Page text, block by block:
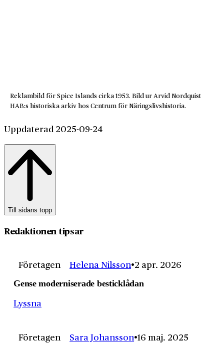
Reklambild för Spice Islands cirka 1953. Bild ur Arvid Nordquist
HAB:s historiska arkiv hos Centrum för Näringslivshistoria.
Uppdaterad 2025-09-24
Till sidans topp
Redaktionen tipsar
Företagen Helena Nilsson 2 apr. 2026
Gense moderniserade besticklådan
Lyssna
Företagen Sara Johansson 16 maj. 2025